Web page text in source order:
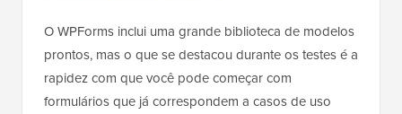
O WPForms inclui uma grande biblioteca de modelos
prontos, mas o que se destacou durante os testes é a
rapidez com que você pode começar com
formulários que já correspondem a casos de uso